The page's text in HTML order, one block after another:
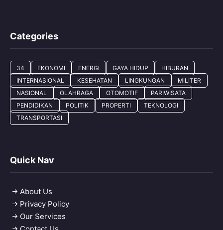
Categories
34 EKONOMI ENERGI GAYA HIDUP
HIBURAN
INTERNASIONAL
KESEHATAN LINGKUNGAN
MILITER
NASIONAL
OLAHRAGA OTOMOTIF
PARIWISATA
PENDIDIKAN
POLITIK PROPERTI
TEKNOLOGI
TRANSPORTASI
Quick Nav
About Us
Privacy Policy
Our Services